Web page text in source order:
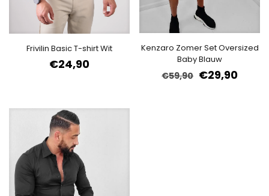
Frivilin Basic T-shirt Wit
€24,90
Kenzaro Zomer Set Oversized
Baby Blauw
€59,90 €29,90